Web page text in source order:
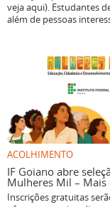
veja aqui). Estudantes
além de pessoas
ACOLHIMENTO
IF Goiano abre
Mulheres Mil – Mais
Inscrições gratuitas